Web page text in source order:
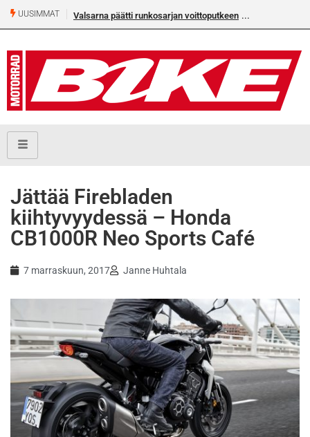
UUSIMMAT Valsarna päätti runkosarjan voittoputkeen
Jättää Firebladen
kiihtyvyydessä – Honda
CB1000R Neo Sports Café
7 marraskuun, 2017 Janne Huhtala